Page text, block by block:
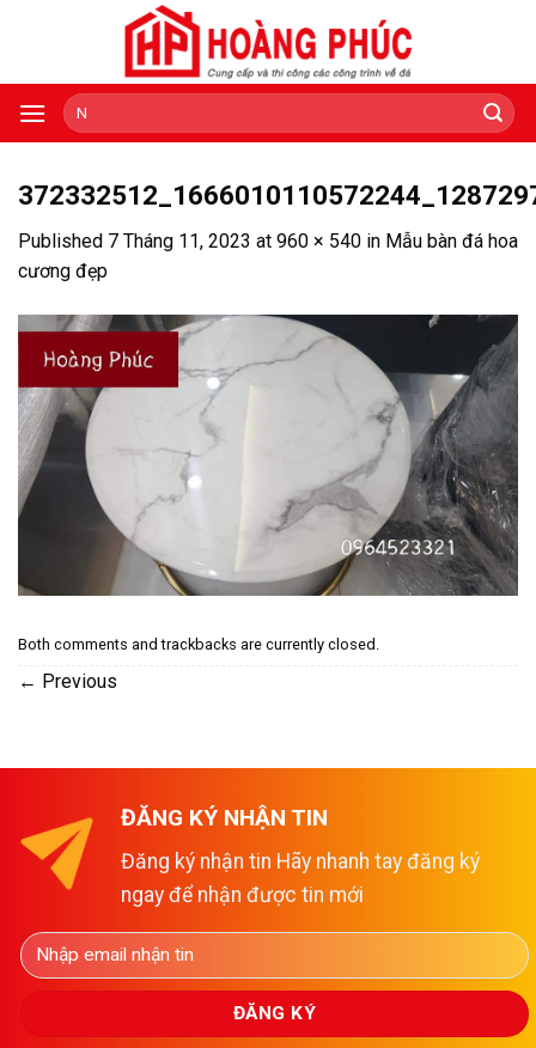
Tìm
kiếm:
Published 7 Tháng 11, 2023 at 960 × 540 in Mẫu bàn đá hoa
cương đẹp
Both comments and trackbacks are currently closed.
← Previous
ĐĂNG KÝ NHẬN TIN
Đăng ký nhận tin Hãy nhanh tay đăng ký
ngay để nhận được tin mới